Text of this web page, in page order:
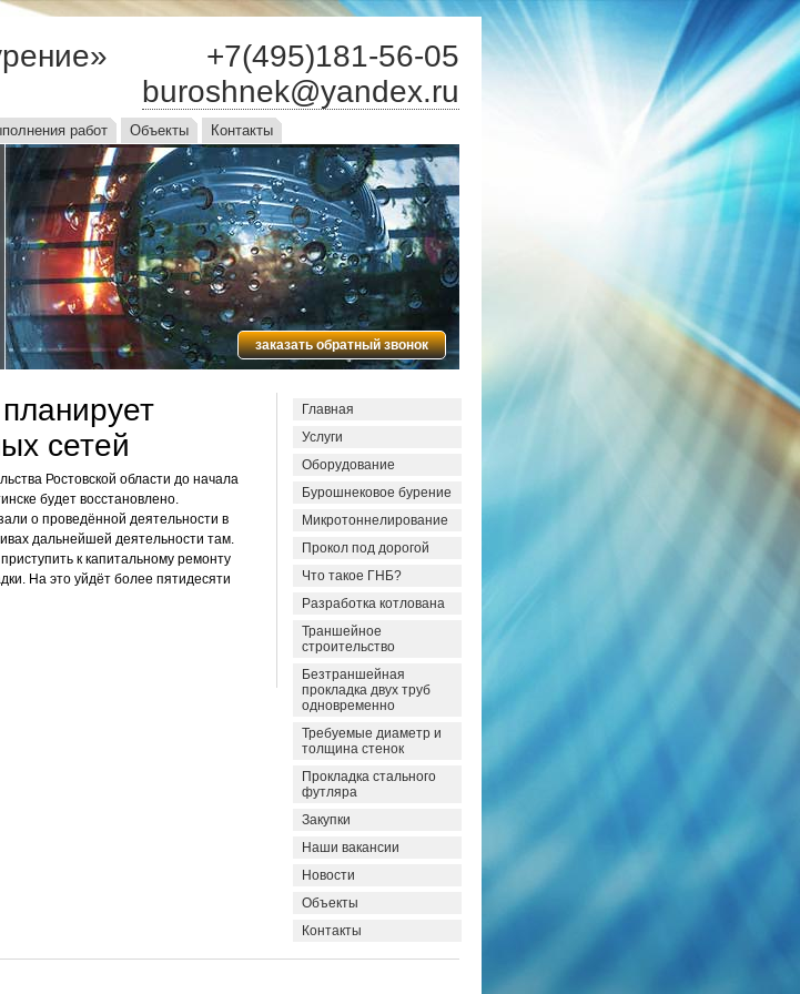
+7(495)181-56-05
buroshnek@yandex.ru
работ Объекты Контакты
заказать обратный звонок
сетей
Ростовской области до начала
будет восстановлено.
о проведённой деятельности в
дальнейшей деятельности там.
к капитальному ремонту
На это уйдёт более пятидесяти
Главная
Услуги
Оборудование
Бурошнековое бурение
Микротоннелирование
Прокол под дорогой
Что такое ГНБ?
Разработка котлована
Траншейное
строительство
Безтраншейная
прокладка двух труб
одновременно
Требуемые диаметр и
толщина стенок
Прокладка стального
футляра
Закупки
Наши вакансии
Новости
Объекты
Контакты